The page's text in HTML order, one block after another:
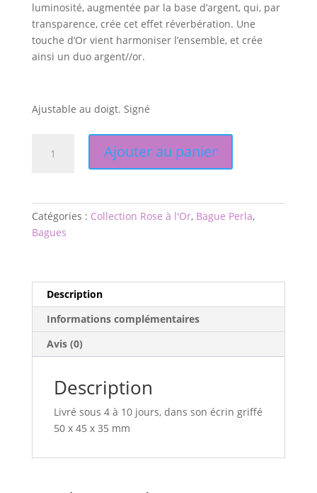
luminosité, augmentée par la base d’argent, qui, par
transparence, crée cet effet réverbération. Une
touche d’Or vient harmoniser l’ensemble, et crée
ainsi un duo argent//or.
Ajustable au doigt. Signé
"bulle
de
savon"
argent
Ajouter au panier
Catégories : Collection Rose à l'Or, Bague Perla,
Bagues
Description
Informations complémentaires
Avis (0)
Description
Livré sous 4 à 10 jours, dans son écrin griffé
50 x 45 x 35 mm